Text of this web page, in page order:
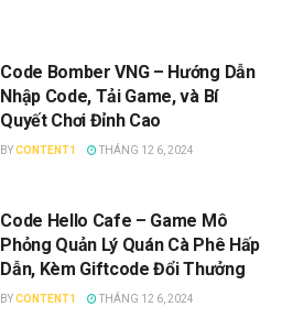
Code Bomber VNG – Hướng Dẫn
Nhập Code, Tải Game, và Bí
Quyết Chơi Đỉnh Cao
BYCONTENT1 THÁNG 12 6, 2024
Code Hello Cafe – Game Mô
Phỏng Quản Lý Quán Cà Phê Hấp
Dẫn, Kèm Giftcode Đổi Thưởng
BYCONTENT1 THÁNG 12 6, 2024